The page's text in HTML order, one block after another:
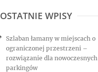
OSTATNIE WPISY
Szlaban łamany w miejscach o
ograniczonej przestrzeni –
rozwiązanie dla nowoczesnych
parkingów